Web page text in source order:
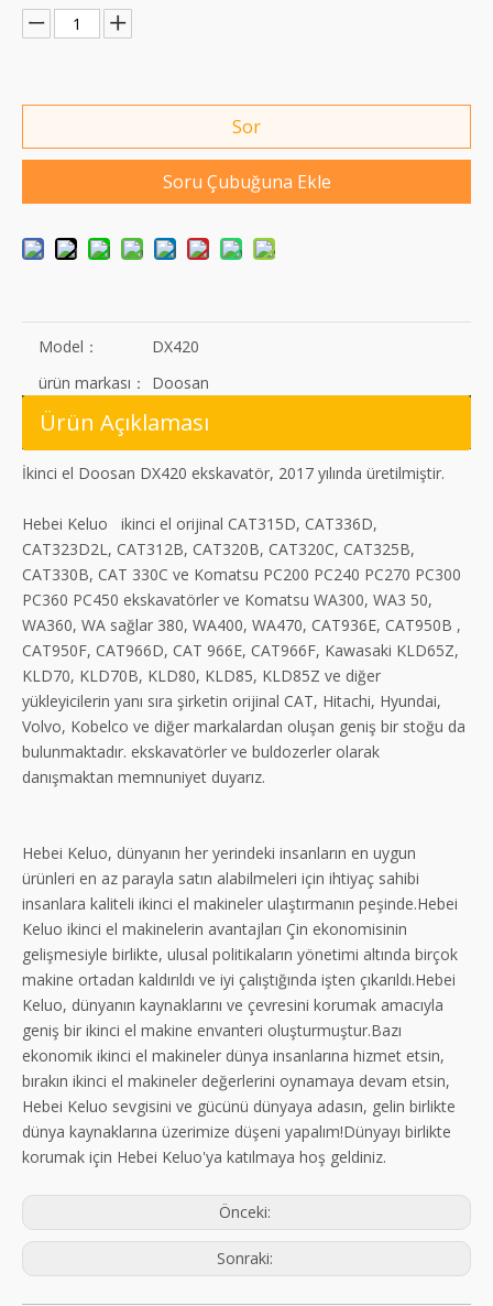
Sor
Soru Çubuğuna Ekle
Model：
DX420
ürün markası：
Doosan
Ürün Açıklaması
İkinci el Doosan DX420 ekskavatör, 2017 yılında üretilmiştir.
Hebei Keluo ikinci el orijinal CAT315D, CAT336D,
CAT323D2L, CAT312B, CAT320B, CAT320C, CAT325B,
CAT330B, CAT 330C ve Komatsu PC200 PC240 PC270 PC300
PC360 PC450 ekskavatörler ve Komatsu WA300, WA3 50,
WA360, WA sağlar 380, WA400, WA470, CAT936E, CAT950B ,
CAT950F, CAT966D, CAT 966E, CAT966F, Kawasaki KLD65Z,
KLD70, KLD70B, KLD80, KLD85, KLD85Z ve diğer
yükleyicilerin yanı sıra şirketin orijinal CAT, Hitachi, Hyundai,
Volvo, Kobelco ve diğer markalardan oluşan geniş bir stoğu da
bulunmaktadır. ekskavatörler ve buldozerler olarak
danışmaktan memnuniyet duyarız.
Hebei Keluo, dünyanın her yerindeki insanların en uygun
ürünleri en az parayla satın alabilmeleri için ihtiyaç sahibi
insanlara kaliteli ikinci el makineler ulaştırmanın peşinde.Hebei
Keluo ikinci el makinelerin avantajları Çin ekonomisinin
gelişmesiyle birlikte, ulusal politikaların yönetimi altında birçok
makine ortadan kaldırıldı ve iyi çalıştığında işten çıkarıldı.Hebei
Keluo, dünyanın kaynaklarını ve çevresini korumak amacıyla
geniş bir ikinci el makine envanteri oluşturmuştur.Bazı
ekonomik ikinci el makineler dünya insanlarına hizmet etsin,
bırakın ikinci el makineler değerlerini oynamaya devam etsin,
Hebei Keluo sevgisini ve gücünü dünyaya adasın, gelin birlikte
dünya kaynaklarına üzerimize düşeni yapalım!Dünyayı birlikte
korumak için Hebei Keluo'ya katılmaya hoş geldiniz.
Önceki:
Sonraki: